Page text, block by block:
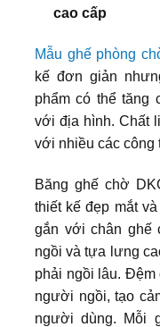
cao cấp
Mẫu ghế phòng
kế đơn giản
phẩm có thể tăng
với địa hình. Chất
với nhiều các công
Băng ghế chờ
thiết kế đẹp mắt
gắn với chân ghế
ngồi và tựa lưng
phải ngồi lâu. Đệm
người ngồi, tạo
người dùng. Mỗi